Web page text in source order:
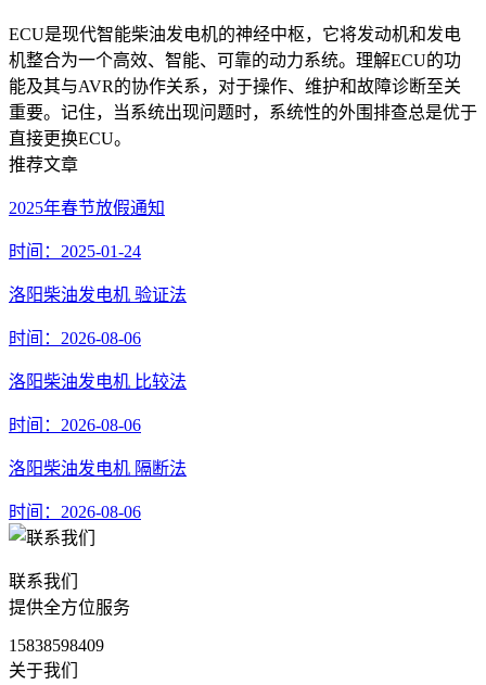
ECU是现代智能柴油发电机的神经中枢，它将发动机和发电
机整合为一个高效、智能、可靠的动力系统。理解ECU的功
能及其与AVR的协作关系，对于操作、维护和故障诊断至关
重要。记住，当系统出现问题时，系统性的外围排查总是优于
直接更换ECU。
推荐文章
2025年春节放假通知
时间：2025-01-24
洛阳柴油发电机 验证法
时间：2026-08-06
洛阳柴油发电机 比较法
时间：2026-08-06
洛阳柴油发电机 隔断法
时间：2026-08-06
联系我们
提供全方位服务
15838598409
关于我们